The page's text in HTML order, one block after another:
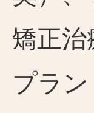
矯正
プラ